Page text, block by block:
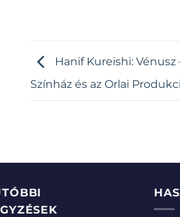
Hanif Kureishi:
Színház és az Orlai